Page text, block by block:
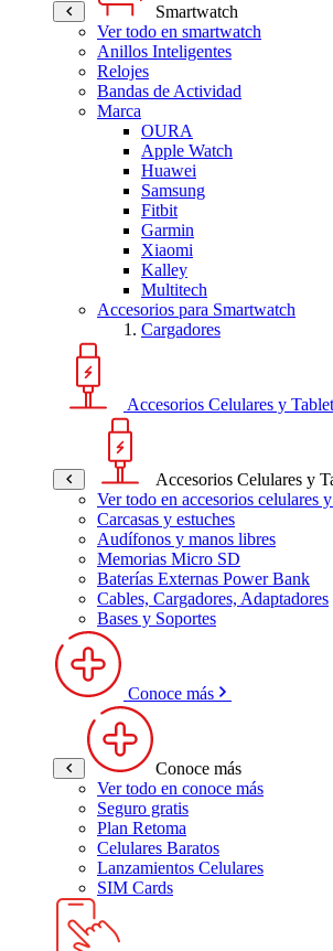
Smartwatch
Ver todo en smartwatch
Anillos Inteligentes
Relojes
Bandas de Actividad
Marca
OURA
Apple Watch
Huawei
Samsung
Fitbit
Garmin
Xiaomi
Kalley
Multitech
Accesorios para Smartwatch
Cargadores
Accesorios Celulares y
Accesorios Celulares y
Ver todo en accesorios celulares
Carcasas y estuches
Audífonos y manos libres
Memorias Micro SD
Baterías Externas Power Bank
Cables, Cargadores, Adaptadores
Bases y Soportes
Conoce más
Conoce más
Ver todo en conoce más
Seguro gratis
Plan Retoma
Celulares Baratos
Lanzamientos Celulares
SIM Cards